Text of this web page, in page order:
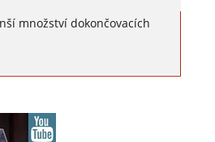
množství dokončovacích